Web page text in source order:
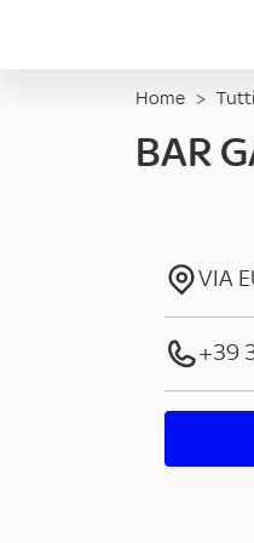
Home >
BAR
VIA
+39